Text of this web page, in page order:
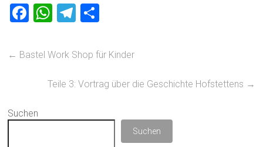
F
ce
ok
W
at
A
p
T
e
a
e
← Bastel Work Shop für Kinder
Teile 3: Vortrag über die Geschichte Hofstettens →
Suchen
Suchen